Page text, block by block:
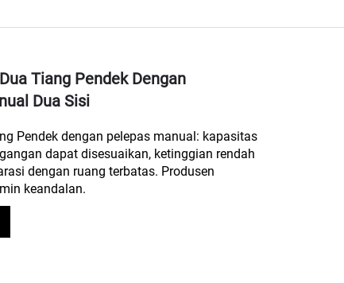
Tiang Pendek Dengan
Dua Sisi
Pendek dengan pelepas manual: kapasitas
dapat disesuaikan, ketinggian rendah
dengan ruang terbatas. Produsen
keandalan.